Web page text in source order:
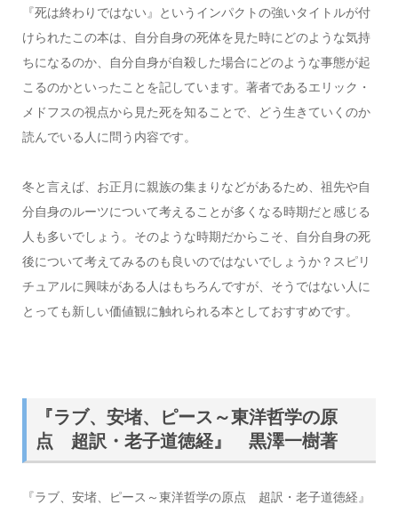
『死は終わりではない』というインパクトの強いタイトルが付
けられたこの本は、自分自身の死体を見た時にどのような気持
ちになるのか、自分自身が自殺した場合にどのような事態が起
こるのかといったことを記しています。著者であるエリック・
メドフスの視点から見た死を知ることで、どう生きていくのか
読んでいる人に問う内容です。
冬と言えば、お正月に親族の集まりなどがあるため、祖先や自
分自身のルーツについて考えることが多くなる時期だと感じる
人も多いでしょう。そのような時期だからこそ、自分自身の死
後について考えてみるのも良いのではないでしょうか？スピリ
チュアルに興味がある人はもちろんですが、そうではない人に
とっても新しい価値観に触れられる本としておすすめです。
『ラブ、安堵、ピース～東洋哲学の原
点 超訳・老子道徳経』 黒澤一樹著
『ラブ、安堵、ピース～東洋哲学の原点 超訳・老子道徳経』